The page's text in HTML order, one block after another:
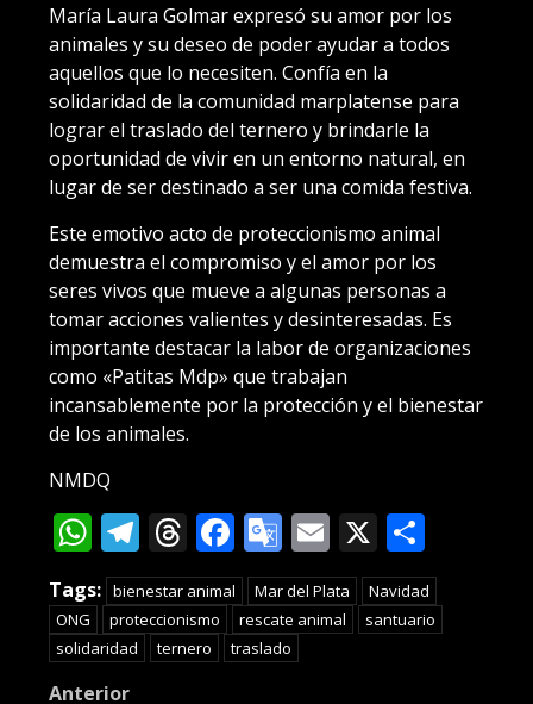
María Laura Golmar expresó su amor por los
animales y su deseo de poder ayudar a todos
aquellos que lo necesiten. Confía en la
solidaridad de la comunidad marplatense para
lograr el traslado del ternero y brindarle la
oportunidad de vivir en un entorno natural, en
lugar de ser destinado a ser una comida festiva.
Este emotivo acto de proteccionismo animal
demuestra el compromiso y el amor por los
seres vivos que mueve a algunas personas a
tomar acciones valientes y desinteresadas. Es
importante destacar la labor de organizaciones
como «Patitas Mdp» que trabajan
incansablemente por la protección y el bienestar
de los animales.
NMDQ
WhatsApp
Telegram
Threads
Facebook
Google
Translate
Email
X
Tags: bienestar animal Mar del Plata
Navidad
ONG
proteccionismo rescate animal
santuario
solidaridad
ternero traslado
Anterior